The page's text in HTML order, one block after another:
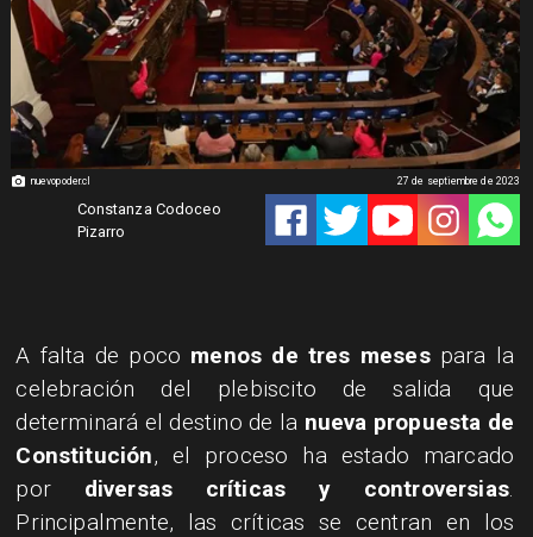
nuevopoder.cl
Constanza Codoceo
Pizarro
27 de septiembre de 2023
​A falta de poco menos de tres mesespara la
celebración del plebiscito de salida que
determinará el destino de la nueva propuesta de
Constitución, el proceso ha estado marcado
por diversas críticas y controversias.
Principalmente, las críticas se centran en los